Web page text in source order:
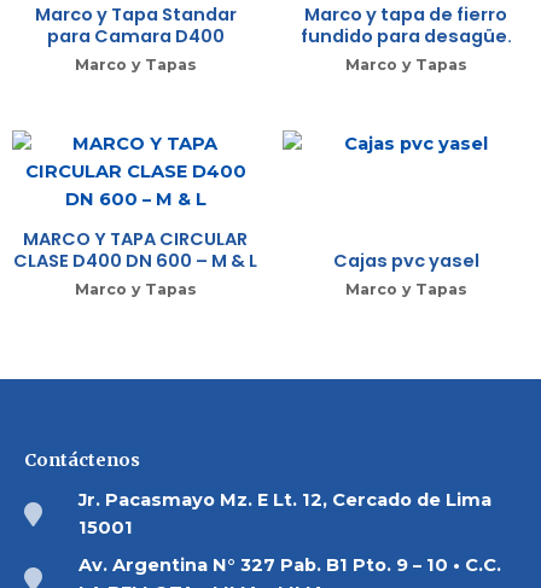
Marco y Tapa Standar
para Camara D400
Marco y Tapas
Marco y tapa de fierro
fundido para desagüe.
Marco y Tapas
MARCO Y TAPA CIRCULAR
CLASE D400 DN 600 – M & L
Marco y Tapas
Cajas pvc yasel
Marco y Tapas
Contáctenos
Jr. Pacasmayo Mz. E Lt. 12, Cercado de Lima
15001
Av. Argentina N° 327 Pab. B1 Pto. 9 – 10 • C.C.